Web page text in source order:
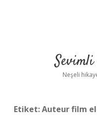
Neşeli
Etiket:Auteur film